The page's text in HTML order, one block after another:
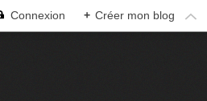
Connexion + Créer mon blog